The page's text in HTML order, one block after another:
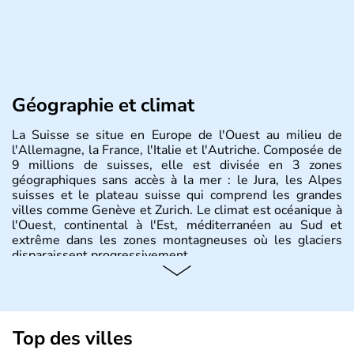
Géographie et climat
La Suisse se situe en Europe de l'Ouest au milieu de
l'Allemagne, la France, l'Italie et l'Autriche. Composée de
9 millions de suisses, elle est divisée en 3 zones
géographiques sans accès à la mer : le Jura, les Alpes
suisses et le plateau suisse qui comprend les grandes
villes comme Genève et Zurich. Le climat est océanique à
l'Ouest, continental à l'Est, méditerranéen au Sud et
extrême dans les zones montagneuses où les glaciers
disparaissent progressivement.
Le peuple Helvète est à l'origine de la fondation de la
Suisse suite à une migration forcée. En 1291, le pacte
féodal marque la naissance de la Suisse sous la forme
Top des villes